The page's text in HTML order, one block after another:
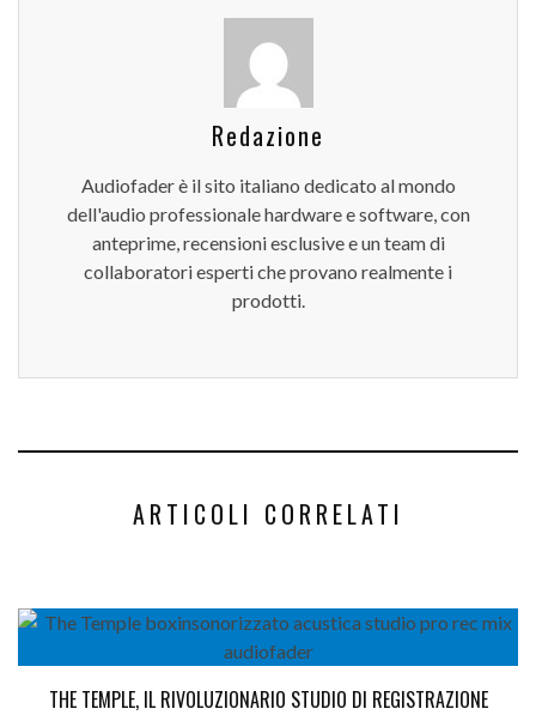
Redazione
Audiofader è il sito italiano dedicato al mondo
dell'audio professionale hardware e software, con
anteprime, recensioni esclusive e un team di
collaboratori esperti che provano realmente i
prodotti.
ARTICOLI CORRELATI
THE TEMPLE, IL RIVOLUZIONARIO STUDIO DI REGISTRAZIONE